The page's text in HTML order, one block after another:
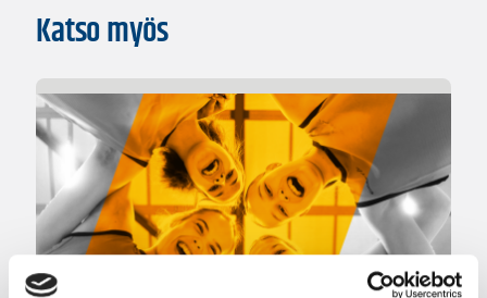
Katso myös